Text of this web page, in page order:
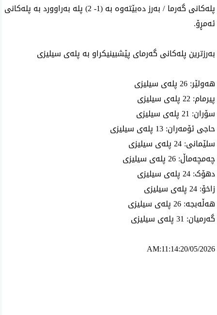
پلەکانی گەرما / بەرز دەبێتەوە بە (1- 2) پلە بەراوورد بە پلەکانی
ئەمڕۆ.
بەرزترین پلەکانی گەرمای پێشبینیکراو بە پلەی سیلیزی
هەولێر: 26 پلەی سیلیزی
پیرمام: 22 پلەی سیلیزی
سۆران: 21 پلەی سیلیزی
حاجی ئۆمەران: 13 پلەی سیلیزی
سلێمانی: 24 پلەی سیلیزی
چەمچەماڵ: 26 پلەی سیلیزی
دهۆک: 24 پلەی سیلیزی
زاخۆ: 24 پلەی سیلیزی
هەڵەبجە: 26 پلەی سیلیزی
گەرمیان: 31 پلەی سیلیزی
AM:11:14:20/05/2026